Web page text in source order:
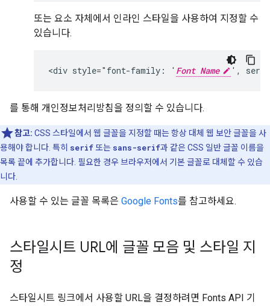
또는 요소 자체에서 인라인 스타일을 사용하여 지정할 수
있습니다.
<div style="font-family: ' Font Name ',
를 통해 개인정보처리방침을 정의할 수 있습니다.
참고: CSS 스타일에서 웹 글꼴을 지정할 때는 항상 대체 웹 보안 글꼴을 사
용해야 합니다. 특히 serif 또는 sans-serif과 같은 CSS 일반 글꼴 이름을
목록 끝에 추가합니다. 필요한 경우 브라우저에서 기본 글꼴로 대체할 수 있습
니다.
사용할 수 있는 글꼴 목록은 Google Fonts를 참고하세요.
스타일시트 URL에 글꼴 모음 및 스타일 지
정
스타일시트 링크에서 사용할 URL을 결정하려면 Fonts API 기